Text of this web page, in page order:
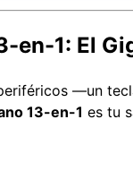
en-1: El
—un
13-en-1 es tu